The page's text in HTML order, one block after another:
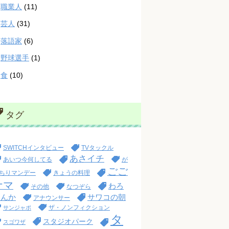
職業人 (11)
芸人 (31)
落語家 (6)
野球選手 (1)
食 (10)
タグ
SWITCHインタビュー
TVタックル
あいつ今何してる
あさイチ
が
りマンデー
きょうの料理
ごご
マ
その他 なつぞら
わろ
か
アナウンサー サワコの朝
サンジャポ ザ・ノンフィクション
スゴワザ スタジオパーク タ